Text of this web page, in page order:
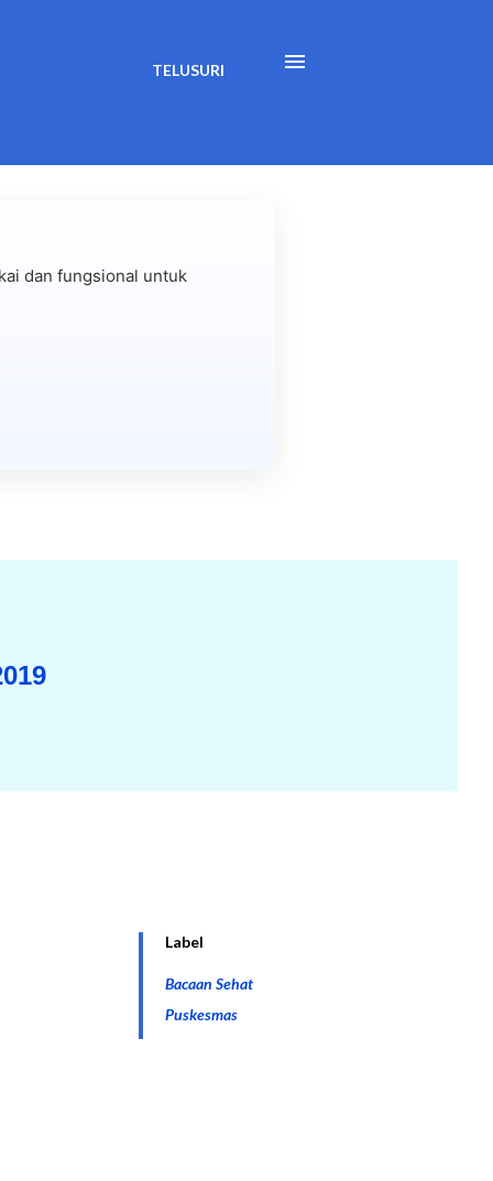
TELUSURI
dan fungsional untuk
Label
Bacaan Sehat
Puskesmas